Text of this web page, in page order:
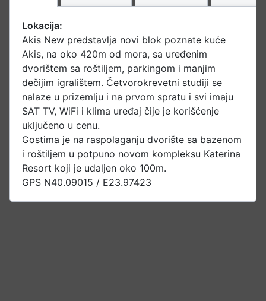
Lokacija:
Akis New predstavlja novi blok poznate kuće
Akis, na oko 420m od mora, sa uređenim
dvorištem sa roštiljem, parkingom i manjim
dečijim igralištem. Četvorokrevetni studiji se
nalaze u prizemlju i na prvom spratu i svi imaju
SAT TV, WiFi i klima uređaj čije je korišćenje
uključeno u cenu.
Gostima je na raspolaganju dvorište sa bazenom
i roštiljem u potpuno novom kompleksu Katerina
Resort koji je udaljen oko 100m.
GPS N40.09015 / E23.97423